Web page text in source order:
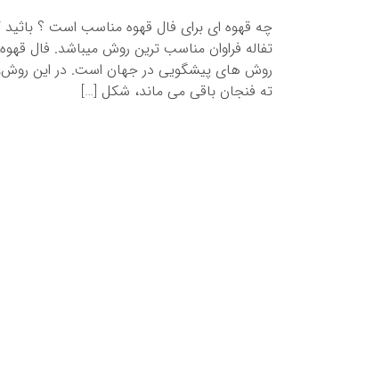
چه قهوه ای برای فال قهوه مناسب است ؟
تفاله فراوان مناسب ترین روش میباشد. فال
روش های پیشگویی در جهان است. در این روش،
ته فنجان باقی می ماند، شکل […]